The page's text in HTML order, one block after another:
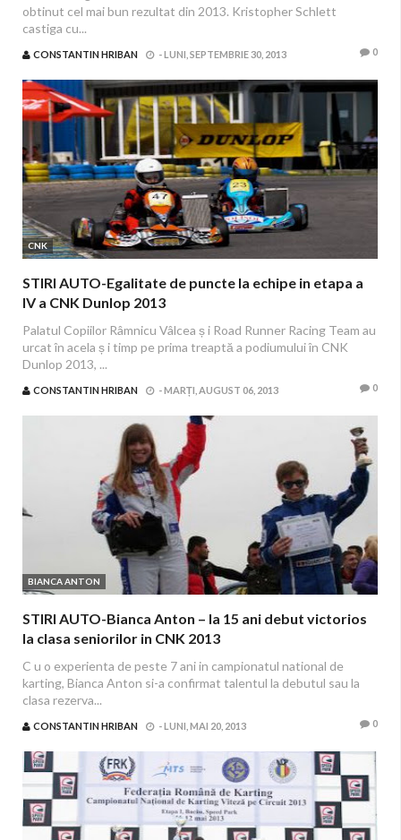
obtinut cel mai bun rezultat din 2013. Kristopher Schlett
castiga cu...
CONSTANTIN HRIBAN -LUNI, SEPTEMBRIE 30, 2013 0
CNK
STIRI AUTO-Egalitate de puncte la echipe in etapa a
IV a CNK Dunlop 2013
Palatul Copiilor Râmnicu Vâlcea ș i Road Runner Racing Team au
urcat în acela ș i timp pe prima treaptă a podiumului în CNK
Dunlop 2013, ...
CONSTANTIN HRIBAN -MARȚI, AUGUST 06, 2013 0
BIANCA ANTON
STIRI AUTO-Bianca Anton – la 15 ani debut victorios
la clasa seniorilor in CNK 2013
C u o experienta de peste 7 ani in campionatul national de
karting, Bianca Anton si-a confirmat talentul la debutul sau la
clasa rezerva...
CONSTANTIN HRIBAN -LUNI, MAI 20, 2013 0